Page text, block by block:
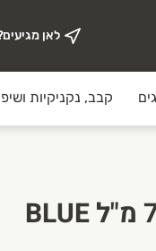
לאן
קבב, נקניקיות
יין גווטצטרמינר 750 מ"ל BLUE